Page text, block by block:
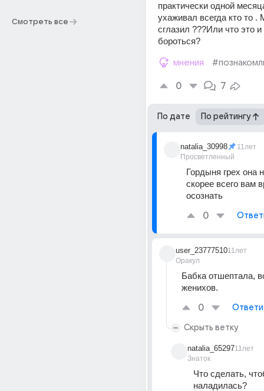
Смотреть все
практически одной
ухаживал всегда кто то .
сглазил ???Или что это и
бороться?
мнения
0 7
По дате По рейтингу
natalia_30998
Просветленный
11лет
Гордыня грех она
скорее всего вам
осознать
0
user_23777510
Оракул
11лет
Бабка отшептала,
женихов.
0
Скрыть ветку
natalia_65297
Знаток
11лет
Что сделать,
наладилась?